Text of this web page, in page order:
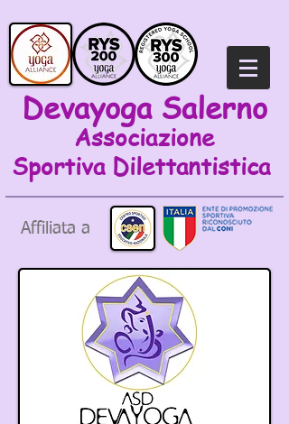
Devayoga Salerno
Associazione
Sportiva Dilettantistica
Affiliata a